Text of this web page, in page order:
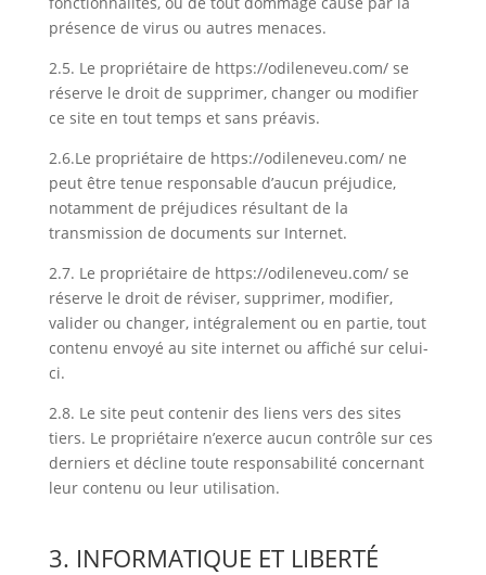
présence de virus ou autres menaces.
2.5. Le propriétaire de https://odileneveu.com/ se
réserve le droit de supprimer, changer ou modifier
ce site en tout temps et sans préavis.
2.6.Le propriétaire de https://odileneveu.com/ ne
peut être tenue responsable d’aucun préjudice,
notamment de préjudices résultant de la
transmission de documents sur Internet.
2.7. Le propriétaire de https://odileneveu.com/ se
réserve le droit de réviser, supprimer, modifier,
valider ou changer, intégralement ou en partie, tout
contenu envoyé au site internet ou affiché sur celui-
ci.
2.8. Le site peut contenir des liens vers des sites
tiers. Le propriétaire n’exerce aucun contrôle sur ces
derniers et décline toute responsabilité concernant
leur contenu ou leur utilisation.
3. INFORMATIQUE ET LIBERTÉ